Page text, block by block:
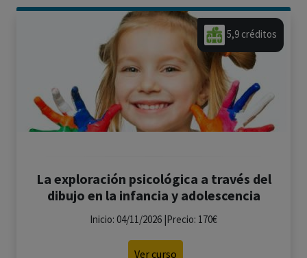
5,9 créditos
La exploración psicológica a través del
dibujo en la infancia y adolescencia
Inicio: 04/11/2026 |Precio: 170€
Ver curso